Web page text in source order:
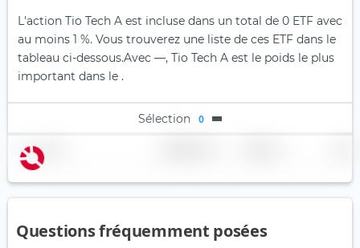
L'action Tio Tech A est incluse dans un total de 0 ETF avec
au moins 1 %. Vous trouverez une liste de ces ETF dans le
tableau ci-dessous.Avec —, Tio Tech A est le poids le plus
important dans le .
Sélection 0
Nom
Questions fréquemment posées